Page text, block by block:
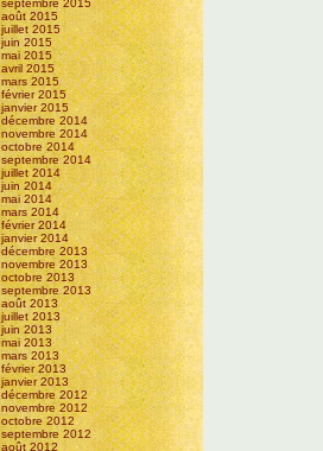
septembre 2015
août 2015
juillet 2015
juin 2015
mai 2015
avril 2015
mars 2015
février 2015
janvier 2015
décembre 2014
novembre 2014
octobre 2014
septembre 2014
juillet 2014
juin 2014
mai 2014
mars 2014
février 2014
janvier 2014
décembre 2013
novembre 2013
octobre 2013
septembre 2013
août 2013
juillet 2013
juin 2013
mai 2013
mars 2013
février 2013
janvier 2013
décembre 2012
novembre 2012
octobre 2012
septembre 2012
août 2012